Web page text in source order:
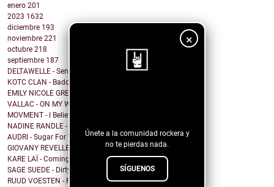
×
Únete a la comunidad rockera y
no te pierdas nada.
SÍGUENOS
enero 201
2023 1632
diciembre 193
noviembre 221
octubre 218
septiembre 187
DELTAWELLE - Sentiments
KOTC CLAN - Baddie Wine
EMILY NICOLE GREEN - Thief
VALLAC - ON MY WAY
MOVMENT - I Believe In Noise
NADINE RANDLE - Waterfalls
AUDRI - Sugar For The Flies
GIOVANY REVELLE - Believe In
KARE LAÏ - Coming back to Nen'ka
SAGE SUEDE - Dirty Blonde
RUUD VOESTEN - Ruud Voesten's Ambrosia